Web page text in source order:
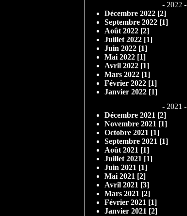
- 2022 -
Décembre 2022 [2]
Septembre 2022 [1]
Août 2022 [2]
Juillet 2022 [1]
Juin 2022 [1]
Mai 2022 [1]
Avril 2022 [1]
Mars 2022 [1]
Février 2022 [1]
Janvier 2022 [1]
- 2021 -
Décembre 2021 [2]
Novembre 2021 [1]
Octobre 2021 [1]
Septembre 2021 [1]
Août 2021 [1]
Juillet 2021 [1]
Juin 2021 [1]
Mai 2021 [2]
Avril 2021 [3]
Mars 2021 [2]
Février 2021 [1]
Janvier 2021 [2]